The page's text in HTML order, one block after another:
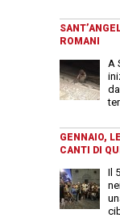
ROMANI
A
GENNAIO,
CANTI DI
Il